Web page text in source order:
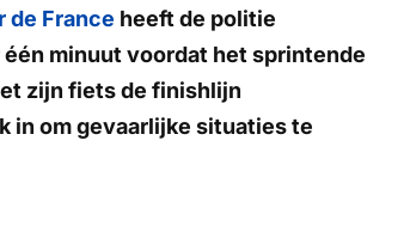
de France heeft de politie
minuut voordat het sprintende
zijn fiets de finishlijn
in om gevaarlijke situaties te